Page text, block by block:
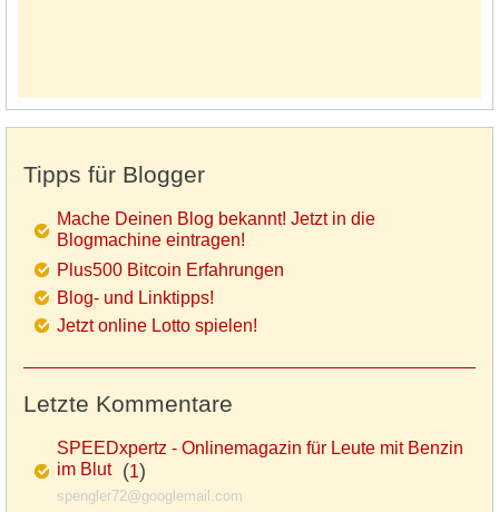
Tipps für Blogger
Mache Deinen Blog bekannt! Jetzt in die
Blogmachine eintragen!
Plus500 Bitcoin Erfahrungen
Blog- und Linktipps!
Jetzt online Lotto spielen!
Letzte Kommentare
SPEEDxpertz - Onlinemagazin für Leute mit Benzin
im Blut(1)
spengler72@googlemail.com